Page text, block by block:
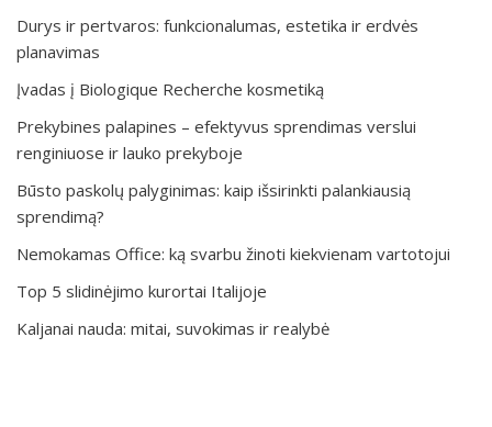
Durys ir pertvaros: funkcionalumas, estetika ir erdvės
planavimas
Įvadas į Biologique Recherche kosmetiką
Prekybines palapines – efektyvus sprendimas verslui
renginiuose ir lauko prekyboje
Būsto paskolų palyginimas: kaip išsirinkti palankiausią
sprendimą?
Nemokamas Office: ką svarbu žinoti kiekvienam vartotojui
Top 5 slidinėjimo kurortai Italijoje
Kaljanai nauda: mitai, suvokimas ir realybė